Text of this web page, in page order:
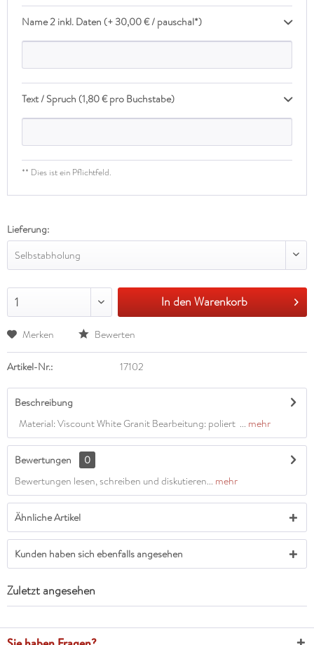
Name 2 inkl. Daten (+ 30,00 € / pauschal*)
Text / Spruch (1,80 € pro Buchstabe)
** Dies ist ein Pflichtfeld.
Lieferung:
Selbstabholung
1 In den Warenkorb
Merken Bewerten
Artikel-Nr.: 17102
Beschreibung
Material: Viscount White Granit Bearbeitung: poliert ... mehr
Bewertungen
0
Bewertungen lesen, schreiben und diskutieren... mehr
Ähnliche Artikel
Kunden haben sich ebenfalls angesehen
Zuletzt angesehen